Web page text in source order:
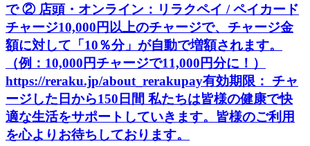
で ② 店頭・オンライン：リラクペイ / ペイカード
チャージ10,000円以上のチャージで、チャージ金
額に対して「10％分」が自動で増額されます。
（例：10,000円チャージで11,000円分に！）
https://reraku.jp/about_rerakupay有効期限： チャ
ージした日から150日間 私たちは皆様の健康で快
適な生活をサポートしていきます。皆様のご利用
を心よりお待ちしております。